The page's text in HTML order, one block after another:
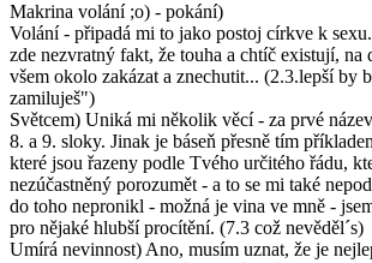
Makrina volání ;o) - pokání)
Volání - připadá mi to jako postoj církve k
zde nezvratný fakt, že touha a chtíč existují, na
všem okolo zakázat a znechutit... (2.3.lepší by
zamiluješ")
Světcem) Uniká mi několik věcí - za prvé
8. a 9. sloky. Jinak je báseň přesně tím
které jsou řazeny podle Tvého určitého řádu,
nezúčastněný porozumět - a to se mi také
do toho nepronikl - možná je vina ve mně -
pro nějaké hlubší procítění. (7.3 což nevěděl´s)
Umírá nevinnost) Ano, musím uznat, že je